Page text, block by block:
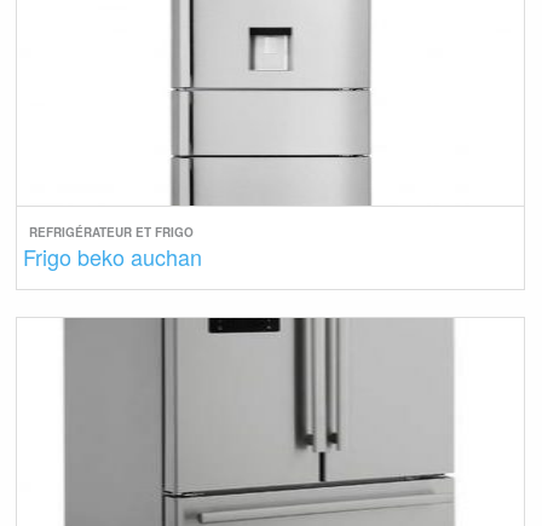
REFRIGÉRATEUR ET FRIGO
Frigo beko auchan